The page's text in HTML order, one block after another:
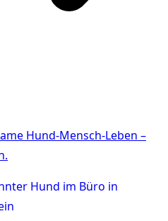
Hund-Mensch-Leben –